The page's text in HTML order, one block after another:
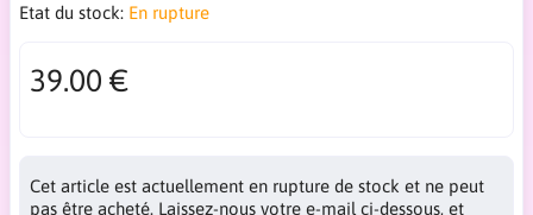
Etat du stock: En rupture
39.00 €
Cet article est actuellement en rupture de stock et ne peut
pas être acheté. Laissez-nous votre e-mail ci-dessous, et